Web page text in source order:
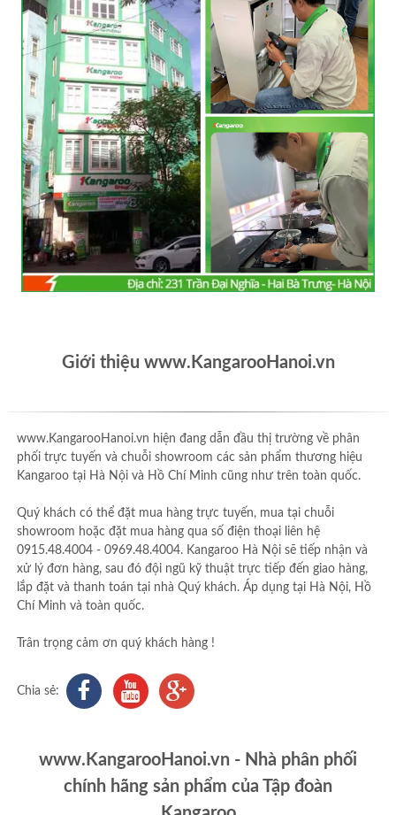
Giới thiệu www.KangarooHanoi.vn
www.KangarooHanoi.vn hiện đang dẫn đầu thị trường về phân
phối trực tuyến và chuỗi showroom các sản phẩm thương hiệu
Kangaroo tại Hà Nội và Hồ Chí Minh cũng như trên toàn quốc.
Quý khách có thể đặt mua hàng trực tuyến, mua tại chuỗi
showroom hoặc đặt mua hàng qua số điện thoại liên hệ
0915.48.4004 - 0969.48.4004. Kangaroo Hà Nội sẽ tiếp nhận và
xử lý đơn hàng, sau đó đội ngũ kỹ thuật trực tiếp đến giao hàng,
lắp đặt và thanh toán tại nhà Quý khách. Áp dụng tại Hà Nội, Hồ
Chí Minh và toàn quốc.
Trân trọng cảm ơn quý khách hàng !
Chia sẻ:
www.KangarooHanoi.vn - Nhà phân phối
chính hãng sản phẩm của Tập đoàn